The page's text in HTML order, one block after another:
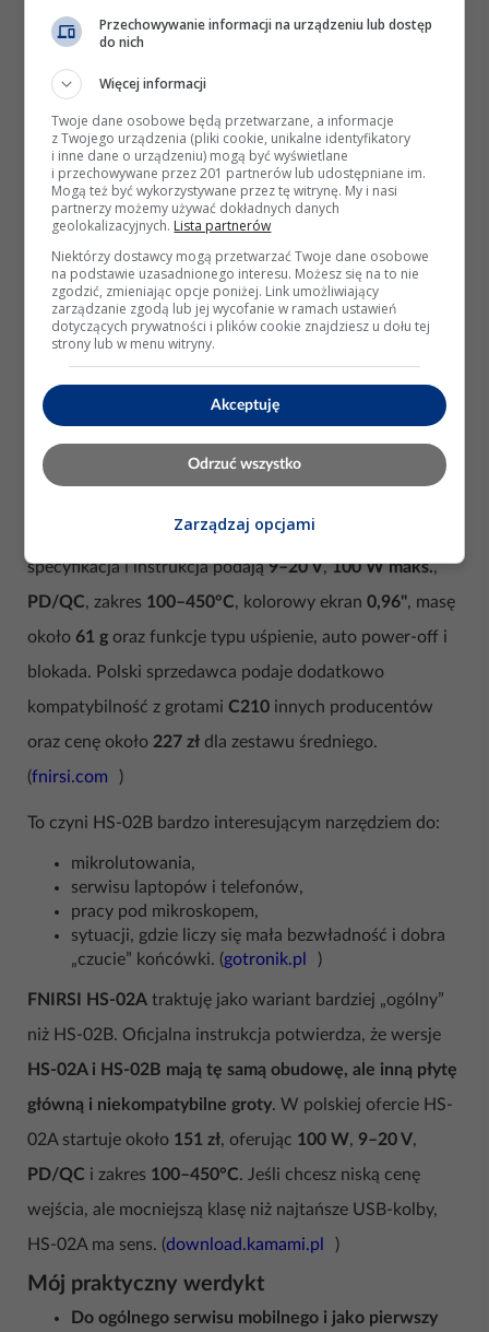
mechanizm sprężynowego mocowania grota, co ułatwia
jego wymianę. W polskiej ofercie detalicznej widoczna
jest cena rzędu285 złza wariant 65 W. (
W praktyce TS101 poleciłbym osobie, która:
chce czegoś bardziej „mainstreamowego” niż
Pinecil,
nie potrzebuje ekstremalnie krótkiej sekcji roboczej
ceni kompatybilność z popularnymi grotami TS,
chce sprzętu nadal rozwijanego programowo. Na
oficjalnym forum Miniware widać aktualizację
firmwareTS101 APP V2.20 opublikowaną
lutego 2026 r., co potwierdza, że platforma nadal
żyje. (forum.minidso.com )
Jeżeli natomiast Twoim priorytetem jestprecyzja
końcówki
, zwłaszcza przy drobnych padach, naprawach
mocnym kandydatem jestFNIRSI HS-02B
specyfikacja i instrukcja podają9–20 V,100 W maks.,
PD/QC, zakres 100–450°C, kolorowy ekran 0,96", masę
około 61 g oraz funkcje typu uśpienie, auto power-off i
blokada. Polski sprzedawca podaje dodatkowo
kompatybilność z grotami C210 innych producentów
oraz cenę około 227 zł dla zestawu średniego.
(fnirsi.com )
To czyni HS-02B bardzo interesującym narzędziem do:
mikrolutowania,
serwisu laptopów i telefonów,
pracy pod mikroskopem,
sytuacji, gdzie liczy się mała bezwładność i dobra
„czucie” końcówki. (gotronik.pl )
FNIRSI HS-02A traktuję jako wariant bardziej „ogólny”
niż HS-02B. Oficjalna instrukcja potwierdza, że wersje
HS-02A i HS-02B mają tę samą obudowę, ale inną płytę
główną i niekompatybilne groty. W polskiej ofercie HS-
02A startuje około 151 zł, oferując 100 W, 9–20 V,
PD/QC i zakres 100–450°C. Jeśli chcesz niską cenę
wejścia, ale mocniejszą klasę niż najtańsze USB-kolby,
HS-02A ma sens. (download.kamami.pl )
Mój praktyczny werdykt
Do ogólnego serwisu mobilnego i jako pierwszy
Przechowywanie informacji na urządzeniu lub dostęp
do nich
Więcej informacji
Twoje dane osobowe będą przetwarzane, a informacje
z Twojego urządzenia (pliki cookie, unikalne identyfikatory
i inne dane o urządzeniu) mogą być wyświetlane
i przechowywane przez 201 partnerów lub udostępniane im.
Mogą też być wykorzystywane przez tę witrynę. My i nasi
partnerzy możemy używać dokładnych danych
geolokalizacyjnych. Lista partnerów
Niektórzy dostawcy mogą przetwarzać Twoje dane osobowe
na podstawie uzasadnionego interesu. Możesz się na to nie
zgodzić, zmieniając opcje poniżej. Link umożliwiający
zarządzanie zgodą lub jej wycofanie w ramach ustawień
dotyczących prywatności i plików cookie znajdziesz u dołu tej
strony lub w menu witryny.
Akceptuję
Odrzuć wszystko
Zarządzaj opcjami